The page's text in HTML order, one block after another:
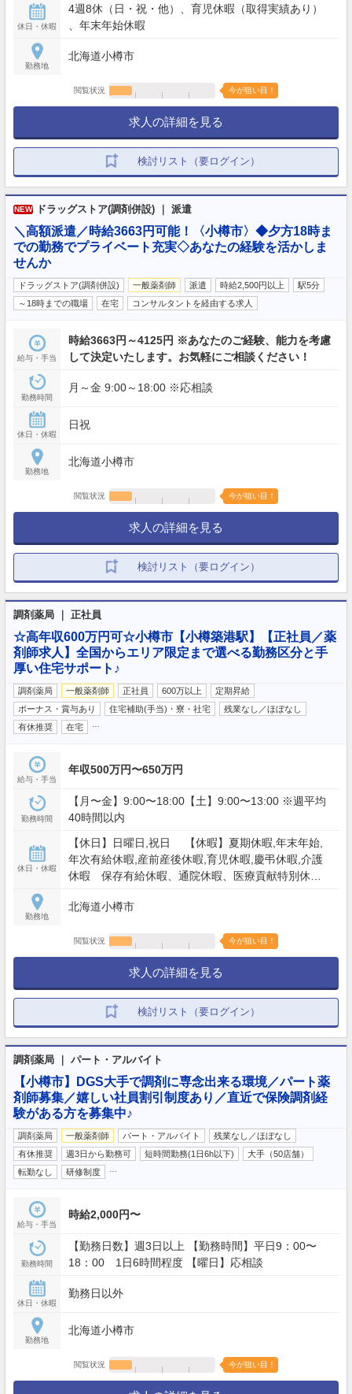
休日・休暇
4週8休（日・祝・他）、育児休暇（取得実績あり）
、年末年始休暇
勤務地
北海道小樽市
閲覧状況 今が狙い目！
求人の詳細を見る
検討リスト（要ログイン）
NEW ドラッグストア(調剤併設) ｜ 派遣
＼高額派遣／時給3663円可能！〈小樽市〉◆夕方18時ま
での勤務でプライベート充実◇あなたの経験を活かしま
せんか
ドラッグストア(調剤併設) 一般薬剤師 派遣 時給2,500円以上
駅5分
～18時までの職場
在宅 コンサルタントを経由する求人
給与・手当
時給3663円～4125円 ※あなたのご経験、能力を考慮
して決定いたします。お気軽にご相談ください！
勤務時間
月～金 9:00～18:00 ※応相談
休日・休暇
日祝
勤務地
北海道小樽市
閲覧状況 今が狙い目！
求人の詳細を見る
検討リスト（要ログイン）
調剤薬局 ｜ 正社員
☆高年収600万円可☆小樽市【小樽築港駅】【正社員／薬
剤師求人】全国からエリア限定まで選べる勤務区分と手
厚い住宅サポート♪
調剤薬局 一般薬剤師 正社員 600万以上
定期昇給
ボーナス・賞与あり
住宅補助(手当)・寮・社宅
残業なし／ほぼなし
有休推奨
在宅
給与・手当
年収500万円〜650万円
勤務時間
【月〜金】9:00〜18:00【土】9:00〜13:00 ※週平均
40時間以内
休日・休暇
【休日】日曜日,祝日 【休暇】夏期休暇,年末年始,
年次有給休暇,産前産後休暇,育児休暇,慶弔休暇,介護
休暇 保存有給休暇、通院休暇、医療貢献特別休
など
勤務地
北海道小樽市
閲覧状況 今が狙い目！
求人の詳細を見る
検討リスト（要ログイン）
調剤薬局 ｜ パート・アルバイト
【小樽市】DGS大手で調剤に専念出来る環境／パート薬
剤師募集／嬉しい社員割引制度あり／直近で保険調剤経
験がある方を募集中♪
調剤薬局 一般薬剤師 パート・アルバイト
残業なし／ほぼなし
有休推奨
週3日から勤務可 短時間勤務(1日6h以下)
大手（50店舗）
転勤なし
研修制度
給与・手当
時給2,000円〜
勤務時間
【勤務日数】週3日以上 【勤務時間】平日9：00〜
18：00 1日6時間程度 【曜日】応相談
休日・休暇
勤務日以外
勤務地
北海道小樽市
閲覧状況 今が狙い目！